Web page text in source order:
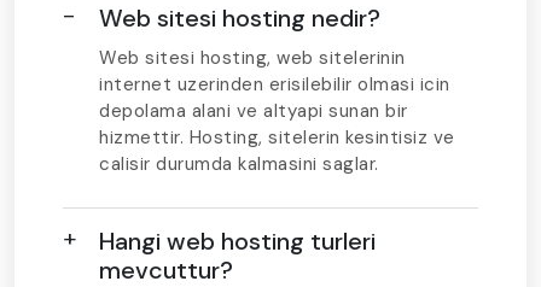
Web sitesi hosting nedir?
Web sitesi hosting, web sitelerinin
internet uzerinden erisilebilir olmasi icin
depolama alani ve altyapi sunan bir
hizmettir. Hosting, sitelerin kesintisiz ve
calisir durumda kalmasini saglar.
Hangi web hosting turleri
mevcuttur?